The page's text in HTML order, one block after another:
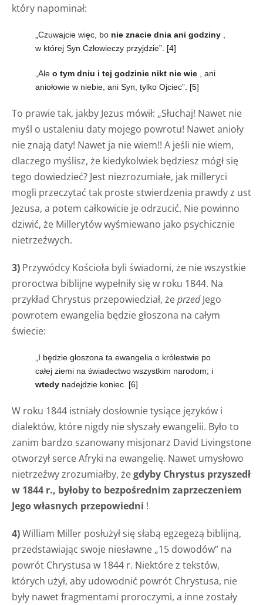
który napominał:
„Czuwajcie więc, bo nie znacie dnia ani godziny
w której Syn Człowieczy przyjdzie”. [4]
„Ale o tym dniu i tej godzinie nikt nie wie , ani
aniołowie w niebie, ani Syn, tylko Ojciec”. [5]
To prawie tak, jakby Jezus mówił: „Słuchaj! Nawet nie
myśl o ustaleniu daty mojego powrotu! Nawet anioły
nie znają daty! Nawet ja nie wiem!! A jeśli nie wiem,
dlaczego myślisz, że kiedykolwiek będziesz mógł się
tego dowiedzieć? Jest niezrozumiałe, jak milleryci
mogli przeczytać tak proste stwierdzenia prawdy z ust
Jezusa, a potem całkowicie je odrzucić. Nie powinno
dziwić, że Millerytów wyśmiewano jako psychicznie
nietrzeźwych.
3) Przywódcy Kościoła byli świadomi, że nie wszystkie
proroctwa biblijne wypełniły się w roku 1844. Na
przykład Chrystus przepowiedział, żeprzedJego
powrotem ewangelia będzie głoszona na całym
świecie:
„I będzie głoszona ta ewangelia o królestwie po
całej ziemi na świadectwo wszystkim narodom; i
wtedy nadejdzie koniec. [6]
W roku 1844 istniały dosłownie tysiące języków i
dialektów, które nigdy nie słyszały ewangelii. Było to
zanim bardzo szanowany misjonarz David Livingstone
otworzył serce Afryki na ewangelię. Nawet umysłowo
nietrzeźwy zrozumiałby, żegdyby Chrystus przyszedł
w 1844 r., byłoby to bezpośrednim zaprzeczeniem
Jego własnych przepowiedni !
4)William Miller posłużył się słabą egzegezą biblijną,
przedstawiając swoje niesławne „15 dowodów” na
powrót Chrystusa w 1844 r. Niektóre z tekstów,
których użył, aby udowodnić powrót Chrystusa, nie
były nawet fragmentami proroczymi, a inne zostały